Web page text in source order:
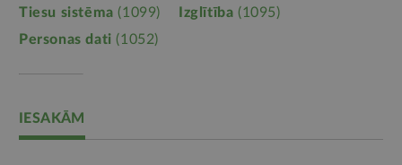
Tiesu sistēma (1099) Izglītība (1095)
Personas dati (1052)
IESAKĀM